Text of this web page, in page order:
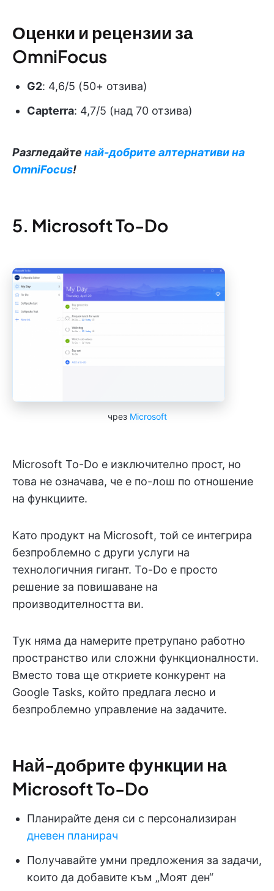
Оценки и рецензии за
OmniFocus
G2: 4,6/5 (50+ отзива)
Capterra: 4,7/5 (над 70 отзива)
Разгледайте най-добрите алтернативи на
OmniFocus!
5. Microsoft To-Do
чрез Microsoft
Microsoft To-Do е изключително прост, но
това не означава, че е по-лош по отношение
на функциите.
Като продукт на Microsoft, той се интегрира
безпроблемно с други услуги на
технологичния гигант. To-Do е просто
решение за повишаване на
производителността ви.
Тук няма да намерите претрупано работно
пространство или сложни функционалности.
Вместо това ще откриете конкурент на
Google Tasks, който предлага лесно и
безпроблемно управление на задачите.
Най-добрите функции на
Microsoft To-Do
Планирайте деня си с персонализиран
дневен планирач
Получавайте умни предложения за задачи,
които да добавите към „Моят ден“